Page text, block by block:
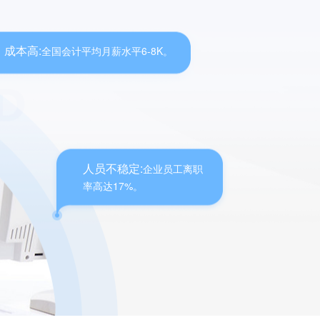
成本高:全国会计平均月薪水平6-8K。
人员不稳定:企业员工离职
率高达17%。